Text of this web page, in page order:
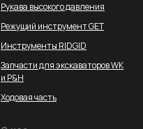
Рукава высокого давления
Режущий инструмент GET
Инструменты RIDGID
Запчасти для экскаваторов WK
и P&H
Ходовая часть